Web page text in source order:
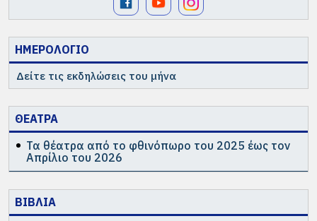
ΗΜΕΡΟΛΟΓΙΟ
Δείτε τις εκδηλώσεις του μήνα
ΘΕΑΤΡΑ
Τα θέατρα από το φθινόπωρο του 2025 έως τον
Απρίλιο του 2026
ΒΙΒΛΙΑ